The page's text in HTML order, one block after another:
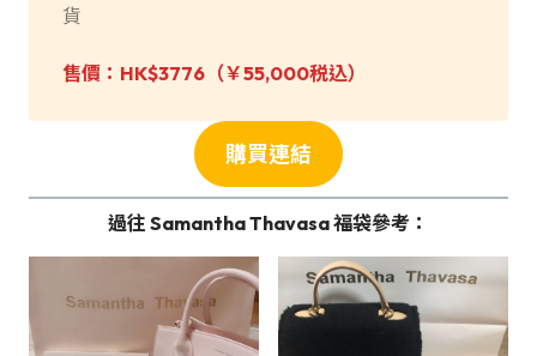
貨
售價：HK$3776（￥55,000税込）
購買連結
過往 Samantha Thavasa福袋參考：